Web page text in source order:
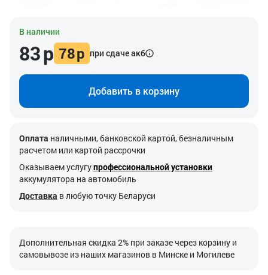
В наличии
83р 78р при сдаче акб
Добавить в корзину
Оплата наличными, банковской картой, безналичным
расчетом или картой рассрочки
Оказываем услугупрофессиональной установки
аккумулятора на автомобиль
Доставка в любую точку Беларуси
Дополнительная скидка 2% при заказе через корзину и
самовывозе из наших магазинов в Минске и Могилеве